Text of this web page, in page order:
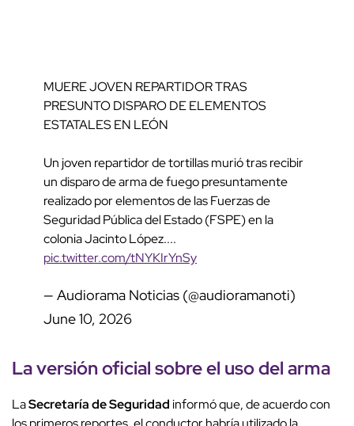
MUERE JOVEN REPARTIDOR TRAS
PRESUNTO DISPARO DE ELEMENTOS
ESTATALES EN LEÓN
Un joven repartidor de tortillas murió tras recibir
un disparo de arma de fuego presuntamente
realizado por elementos de las Fuerzas de
Seguridad Pública del Estado (FSPE) en la
colonia Jacinto López....
pic.twitter.com/tNYKIrYnSy
— Audiorama Noticias (@audioramanoti)
June 10, 2026
La versión oficial sobre el uso del arma
LaSecretaría de Seguridadinformó que, de acuerdo con